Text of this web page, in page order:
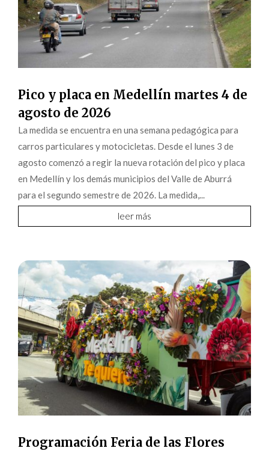
Pico y placa en Medellín martes 4 de
agosto de 2026
La medida se encuentra en una semana pedagógica para
carros particulares y motocicletas. Desde el lunes 3 de
agosto comenzó a regir la nueva rotación del pico y placa
en Medellín y los demás municipios del Valle de Aburrá
para el segundo semestre de 2026. La medida,...
leer más
Programación Feria de las Flores